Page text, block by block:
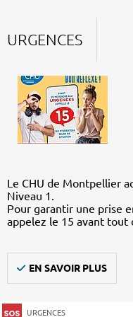
URGENCES
Le CHU de Montpellier
Niveau 1.
Pour garantir une prise
appelez le 15 avant tout
EN SAVOIR PLUS
URGENCES